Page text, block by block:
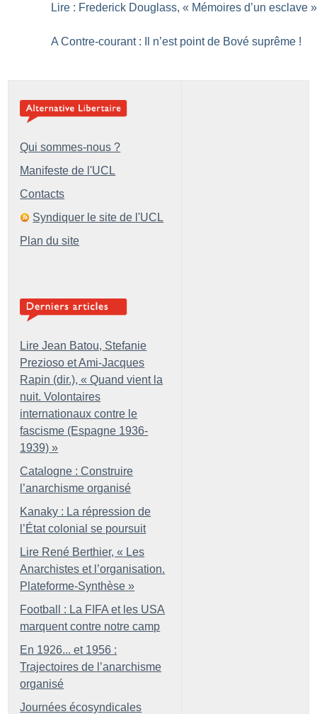
Lire : Frederick Douglass, « Mémoires d’un esclave »
A Contre-courant : Il n’est point de Bové suprême !
Qui sommes-nous ?
Manifeste de l'UCL
Contacts
Syndiquer le site de l'UCL
Plan du site
Lire Jean Batou, Stefanie
Prezioso et Ami-Jacques
Rapin (dir.), « Quand vient la
nuit. Volontaires
internationaux contre le
fascisme (Espagne 1936-
1939) »
Catalogne : Construire
l’anarchisme organisé
Kanaky : La répression de
l’État colonial se poursuit
Lire René Berthier, « Les
Anarchistes et l’organisation.
Plateforme-Synthèse »
Football : La FIFA et les USA
marquent contre notre camp
En 1926... et 1956 :
Trajectoires de l’anarchisme
organisé
Journées écosyndicales